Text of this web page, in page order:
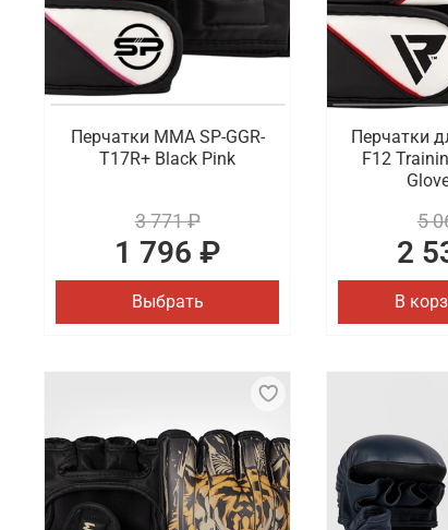
Где заказать перчатки для ММА
В интернет-магазине Octagon Shop можно
для разных видов единоборств.
Перчатки MMA SP-GGR-
T17R+ Black Pink
3 771 ₽
1 796 ₽
Выбрать
Перчатки
F12
5
2
В